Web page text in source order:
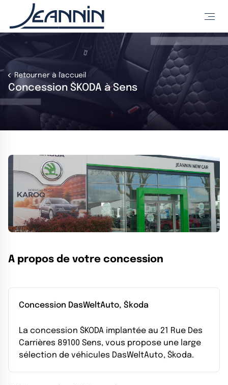
Retourner à l'accueil
Concession ŠKODA à Sens
A propos de votre concession
Concession DasWeltAuto, Škoda
La concession ŠKODA implantée au 21 Rue Des
Carrières 89100 Sens, vous propose une large
sélection de véhicules DasWeltAuto, Škoda.